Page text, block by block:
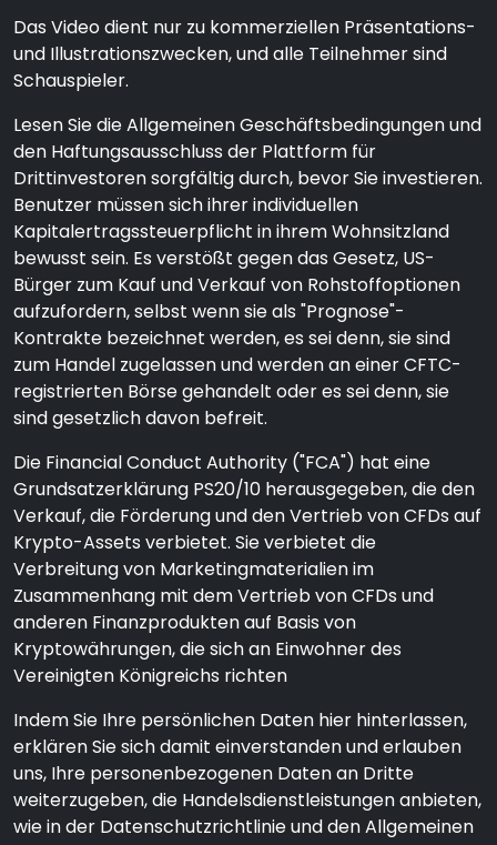
Das Video dient nur zu kommerziellen Präsentations-
und Illustrationszwecken, und alle Teilnehmer sind
Schauspieler.
Lesen Sie die Allgemeinen Geschäftsbedingungen und
den Haftungsausschluss der Plattform für
Drittinvestoren sorgfältig durch, bevor Sie investieren.
Benutzer müssen sich ihrer individuellen
Kapitalertragssteuerpflicht in ihrem Wohnsitzland
bewusst sein. Es verstößt gegen das Gesetz, US-
Bürger zum Kauf und Verkauf von Rohstoffoptionen
aufzufordern, selbst wenn sie als "Prognose"-
Kontrakte bezeichnet werden, es sei denn, sie sind
zum Handel zugelassen und werden an einer CFTC-
registrierten Börse gehandelt oder es sei denn, sie
sind gesetzlich davon befreit.
Die Financial Conduct Authority ("FCA") hat eine
Grundsatzerklärung PS20/10 herausgegeben, die den
Verkauf, die Förderung und den Vertrieb von CFDs auf
Krypto-Assets verbietet. Sie verbietet die
Verbreitung von Marketingmaterialien im
Zusammenhang mit dem Vertrieb von CFDs und
anderen Finanzprodukten auf Basis von
Kryptowährungen, die sich an Einwohner des
Vereinigten Königreichs richten
Indem Sie Ihre persönlichen Daten hier hinterlassen,
erklären Sie sich damit einverstanden und erlauben
uns, Ihre personenbezogenen Daten an Dritte
weiterzugeben, die Handelsdienstleistungen anbieten,
wie in der Datenschutzrichtlinie und den Allgemeinen